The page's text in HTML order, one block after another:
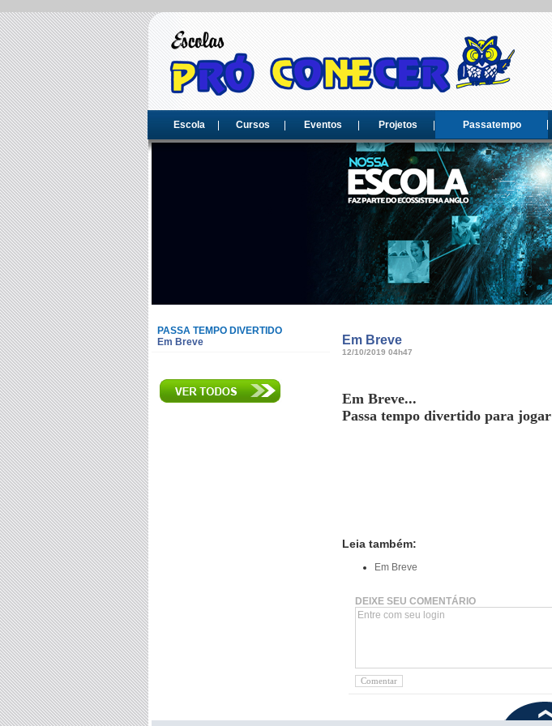
Escola Cursos Eventos Projetos Passatempo
PASSA TEMPO DIVERTIDO
Em Breve
Em Breve
12/10/2019 04h47
Em Breve...
Passa tempo divertido para jogar
Leia também:
Em Breve
DEIXE SEU COMENTÁRIO